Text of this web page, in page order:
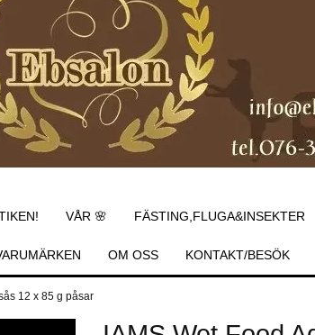
VÅR 🌸 FÄSTING,FLUGA&INSEKTER
OM OSS KONTAKT/BESÖK
12 x 85 g påsar